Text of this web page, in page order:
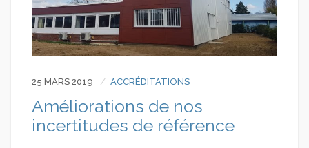
25 MARS 2019 ACCRÉDITATIONS
Améliorations de nos
incertitudes de référence